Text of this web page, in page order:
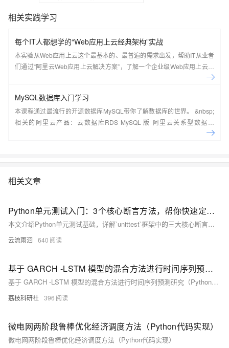
相关实践学习
每个IT人都想学的“Web应用上云经典架构”实战
本实验从Web应用上云这个最基本的、最普遍的需求出发，帮助IT从业者
们通过“阿里云Web应用上云解决方案”，了解一个企业级Web应用上云的
MySQL数据库入门学习
本课程通过最流行的开源数据库MySQL带你了解数据库的世界。 &nbsp;
相关的阿里云产品：云数据库RDS MySQL 版 阿里云关系型数据库
RDS（Relational Database Service）是一种稳定可靠、可弹性伸缩的在
相关文章
Python单元测试入门：3个核心断言方法，帮你快速定位代码bug
本文介绍Python单元测试基础，详解`unittest`框架中的三大核心断言方法：`assertEqual`验证值相等，`assertTrue`和`assertFalse`判断条件真假。通过实例演示其用法，帮助开发者自动化检测代码逻辑，提升测试效率与可靠性。
云流雨洄 640
基于 GARCH -LSTM 模型的混合方法进行时间序列预测研究（Python代码实现）
基于 GARCH -LSTM 模型的混合方法进行时间序列预测研究（Python代码实现）
荔枝科研社 396
微电网两阶段鲁棒优化经济调度方法（Python代码实现）
微电网两阶段鲁棒优化经济调度方法（Python代码实现）